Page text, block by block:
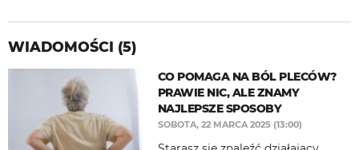
WIADOMOŚCI (5)
CO POMAGA NA BÓL PLECÓW?
PRAWIE NIC, ALE ZNAMY
NAJLEPSZE SPOSOBY
SOBOTA, 22 MARCA 2025 (13:00)